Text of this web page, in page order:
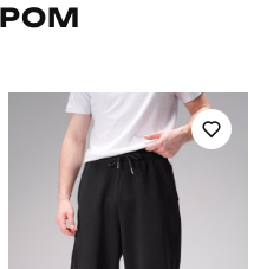
для повсякденного носіння
повсякденний